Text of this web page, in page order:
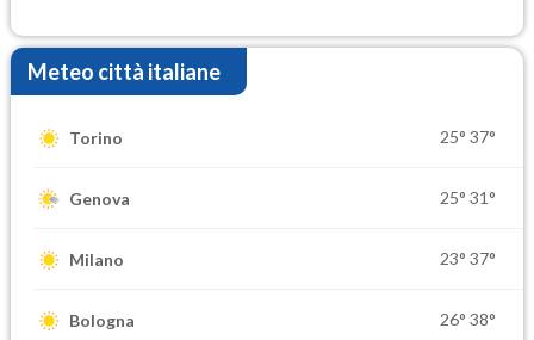
Meteo città italiane
Torino 25° 37°
Genova 25° 31°
Milano 23° 37°
Bologna 26° 38°